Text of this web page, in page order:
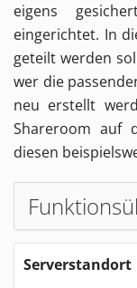
eigens
eingerichtet. In
geteilt werden
wer die
neu erstellt
Shareroom auf
diesen
Serverstandort